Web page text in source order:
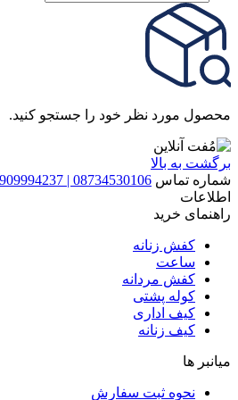
محصول مورد نظر خود را جستجو کنید.
برگشت به بالا
شماره تماس 08734530106 | 09909994237
اطلاعات
راهنمای خرید
کفش زنانه
ساعت
کفش مردانه
کوله پشتی
کیف اداری
کیف زنانه
میانبر ها
نحوه ثبت سفارش